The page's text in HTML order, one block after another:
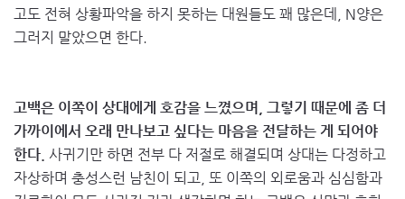
고도 전혀 상황파악을 하지 못하는 대원들도 꽤 많은데, N양은
그러지 말았으면 한다.
고백은 이쪽이 상대에게 호감을 느꼈으며, 그렇기 때문에 좀 더
가까이에서 오래 만나보고 싶다는 마음을 전달하는 게 되어야
한다. 사귀기만 하면 전부 다 저절로 해결되며 상대는 다정하고
자상하며 충성스런 남친이 되고, 또 이쪽의 외로움과 심심함과